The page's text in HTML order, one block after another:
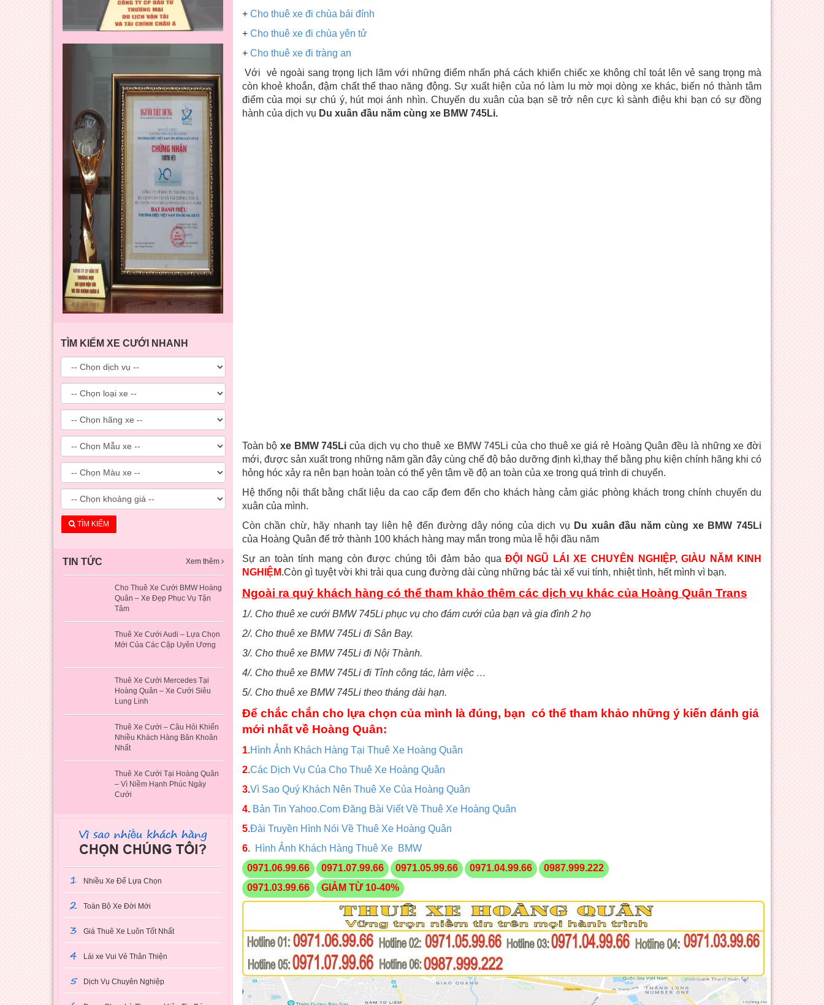
TÌM KIẾM XE CƯỚI NHANH
TÌM KIẾM
TIN TỨC Xem thêm
Cho Thuê Xe Cưới BMW Hoàng
Quân – Xe Đẹp Phục Vụ Tận
Tâm
Thuê Xe Cưới Audi – Lựa Chọn
Mới Của Các Cặp Uyên Ương
Thuê Xe Cưới Mercedes Tại
Hoàng Quân – Xe Cưới Siêu
Lung Linh
Thuê Xe Cưới – Câu Hỏi Khiến
Nhiều Khách Hàng Băn Khoăn
Nhất
Thuê Xe Cưới Tại Hoàng Quân
– Vì Niềm Hạnh Phúc Ngày
Cưới
1 Nhiều Xe Để Lựa Chọn
2 Toàn Bộ Xe Đời Mới
3 Giá Thuê Xe Luôn Tốt Nhất
4 Lái xe Vui Vẻ Thân Thiện
5 Dịch Vụ Chuyên Nghiệp
+ Cho thuê xe đi chùa bái đính
+ Cho thuê xe đi chùa yên tử
+ Cho thuê xe đi tràng an
Với vẻ ngoài sang trọng lịch lãm với những điểm nhấn phá cách khiến chiếc xe không chỉ toát lên vẻ sang trọng mà
còn khoẻ khoắn, đậm chất thể thao năng động. Sự xuất hiện của nó làm lu mờ mọi dòng xe khác, biến nó thành tâm
điểm của mọi sự chú ý, hút mọi ánh nhìn. Chuyến du xuân của bạn sẽ trở nên cực kì sành điệu khi bạn có sự đồng
hành của dịch vụ Du xuân đầu năm cùng xe BMW 745Li.
Toàn bộ xe BMW 745Li của dịch vụ cho thuê xe BMW 745Li của cho thuê xe giá rẻ Hoàng Quân đều là những xe đời
mới, được sản xuất trong những năm gần đây cùng chế độ bảo dưỡng định kì,thay thế bằng phụ kiện chính hãng khi có
hỏng hóc xảy ra nên bạn hoàn toàn có thể yên tâm về độ an toàn của xe trong quá trình di chuyển.
Hệ thống nội thất bằng chất liệu da cao cấp đem đến cho khách hàng cảm giác phòng khách trong chính chuyến du
xuân của mình.
Còn chần chừ, hãy nhanh tay liên hệ đến đường dây nóng của dịch vụ Du xuân đầu năm cùng xe BMW 745Li
của Hoàng Quân để trở thành 100 khách hàng may mắn trong mùa lễ hội đầu năm
Sự an toàn tính mạng còn được chúng tôi đảm bảo quaĐỘI NGŨ LÁI XE CHUYÊN NGHIỆP, GIÀU NĂM KINH
NGHIỆM.Còn gì tuyệt vời khi trải qua cung đường dài cùng những bác tài xế vui tính, nhiệt tình, hết mình vì bạn.
Ngoài ra quý khách hàng có thể tham khảo thêm các dịch vụ khác của Hoàng Quân Trans
1/. Cho thuê xe cưới BMW 745Li phục vụ cho đám cưới của bạn và gia đình 2 họ
2/. Cho thuê xe BMW 745Li đi Sân Bay.
3/. Cho thuê xe BMW 745Li đi Nội Thành.
4/. Cho thuê xe BMW 745Li đi Tỉnh công tác, làm việc …
5/. Cho thuê xe BMW 745Li theo tháng dài hạn.
Để chắc chắn cho lựa chọn của mình là đúng, bạn có thể tham khảo những ý kiến đánh giá
mới nhất về Hoàng Quân:
1.Hình Ảnh Khách Hàng Tại Thuê Xe Hoàng Quân
2.Các Dịch Vụ Của Cho Thuê Xe Hoàng Quân
3.Vì Sao Quý Khách Nên Thuê Xe Của Hoàng Quân
4. Bản Tin Yahoo.Com Đăng Bài Viết Về Thuê Xe Hoàng Quân
5.Đài Truyền Hình Nói Về Thuê Xe Hoàng Quân
6.
Hình Ảnh Khách Hàng Thuê Xe BMW
0971.06.99.66
0971.07.99.66 0971.05.99.66 0971.04.99.66
0987.999.222
0971.03.99.66
GIẢM TỪ 10-40%